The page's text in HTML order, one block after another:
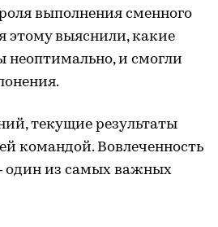
выполнения сменного
этому выяснили, какие
неоптимально, и смогли
текущие результаты
командой. Вовлеченность
один из самых важных